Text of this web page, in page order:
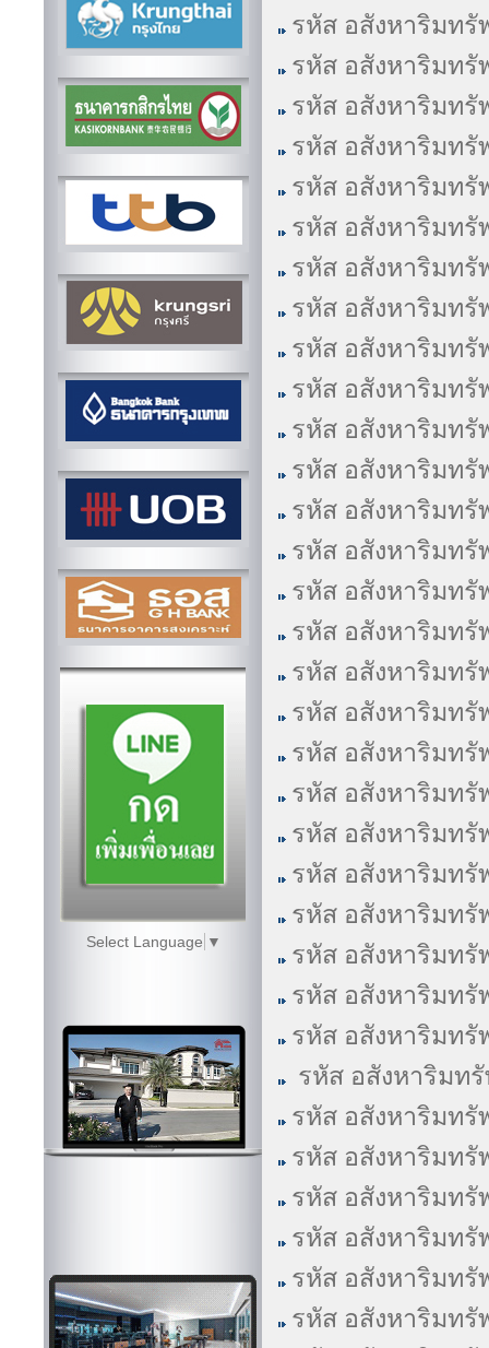
Select Language ▼
รหัส อสังหาริมทรั
รหัส อสังหาริมทรั
รหัส อสังหาริมทรั
รหัส อสังหาริมทรั
รหัส อสังหาริมทรั
รหัส อสังหาริมทรั
รหัส อสังหาริมทรั
รหัส อสังหาริมทรั
รหัส อสังหาริมทรั
รหัส อสังหาริมทรั
รหัส อสังหาริมทรั
รหัส อสังหาริมทรั
รหัส อสังหาริมทรั
รหัส อสังหาริมทรั
รหัส อสังหาริมทรั
รหัส อสังหาริมทรั
รหัส อสังหาริมทรั
รหัส อสังหาริมทรั
รหัส อสังหาริมทรั
รหัส อสังหาริมทรั
รหัส อสังหาริมทรั
รหัส อสังหาริมทรั
รหัส อสังหาริมทรั
รหัส อสังหาริมทรั
รหัส อสังหาริมทรั
รหัส อสังหาริมทรั
รหัส อสังหาริมท
รหัส อสังหาริมทรั
รหัส อสังหาริมทรั
รหัส อสังหาริมทรั
รหัส อสังหาริมทรั
รหัส อสังหาริมทรั
รหัส อสังหาริมทรั